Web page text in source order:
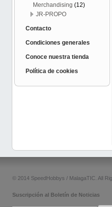
Merchandising (12)
JR-PROPO
Contacto
Condiciones generales
Conoce nuestra tienda
Política de cookies
© 2014 SpeedHobbys / MalagaTIC. All
Suscripción al Boletín de Noticias